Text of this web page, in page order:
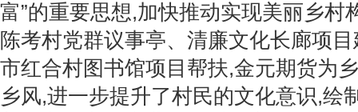
富”的重要思想,加快推动实现美丽乡村
陈考村党群议事亭、清廉文化长廊项
市红合村图书馆项目帮扶,金元期货为
乡风,进一步提升了村民的文化意识,绘